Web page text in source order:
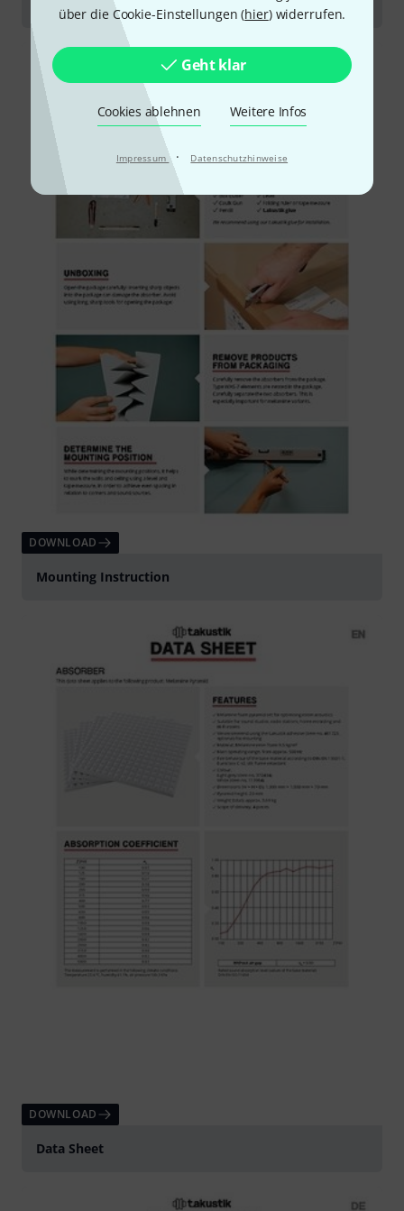
über die Cookie-Einstellungen (hier) widerrufen.
Geht klar
Cookies ablehnen Weitere Infos
Impressum · Datenschutzhinweise
Aufbauanleitung
DOWNLOAD
Mounting Instruction
DOWNLOAD
Data Sheet